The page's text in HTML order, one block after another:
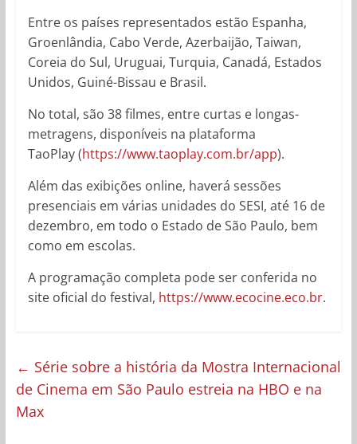
Entre os países representados estão Espanha,
Groenlândia, Cabo Verde, Azerbaijão, Taiwan,
Coreia do Sul, Uruguai, Turquia, Canadá, Estados
Unidos, Guiné-Bissau e Brasil.
No total, são 38 filmes, entre curtas e longas-
metragens, disponíveis na plataforma
TaoPlay (https://www.taoplay.com.br/app).
Além das exibições online, haverá sessões
presenciais em várias unidades do SESI, até 16 de
dezembro, em todo o Estado de São Paulo, bem
como em escolas.
A programação completa pode ser conferida no
site oficial do festival, https://www.ecocine.eco.br.
← Série sobre a história da Mostra Internacional
de Cinema em São Paulo estreia na HBO e na
Max